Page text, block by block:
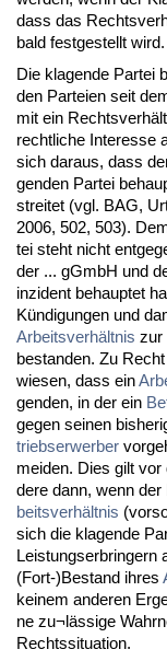
dass das
bald fest­ge­stellt wird.
Die kla­gen­de Par­tei
den Par­tei­en seit
mit ein
recht­li­che In­ter­es­se
sich dar­aus, dass
gen­den Par­tei
strei­tet (vgl. BAG,
2006, 502, 503).
tei steht nicht
der ... gGmbH und
in­zi­dent be­haup­tet
Kündi­gun­gen und
Ar­beits­verhält­nis zur
be­stan­den. Zu
wie­sen, dass ein
gen­den, in der ein
ge­gen sei­nen
triebs­er­wer­ber
mei­den. Dies gilt
de­re dann, wenn
beits­verhält­nis
sich die kla­gen­de
Leis­tungs­er­brin­gern
(Fort-)Be­stand ih­res
kei­nem an­de­ren
ne zu¬lässi­ge
Rechts­si­tua­ti­on.